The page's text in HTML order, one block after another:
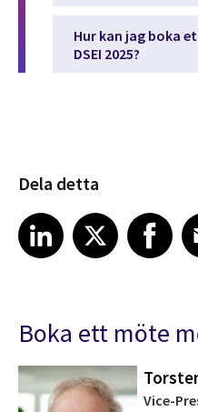
Hur kan jag boka
DSEI 2025?
Dela detta
Share article on LinkedIn
LinkedIn
Share article on XShare article on
Boka ett möte
Vice-